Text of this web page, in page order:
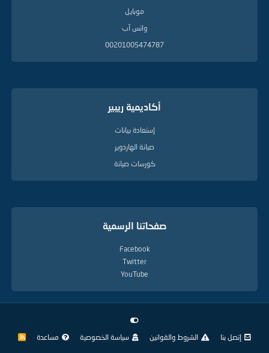
موبايل
واتس آب
00201005474787
أكاديمية ريبير
إستعادة بيانات
صيانة الهاردوير
كورسات صيانة
صفحاتنا الرسمية
Facebook
Twitter
YouTube
إتصل بنا الشروط والقوانين سياسة الخصوصية مساعدة
R